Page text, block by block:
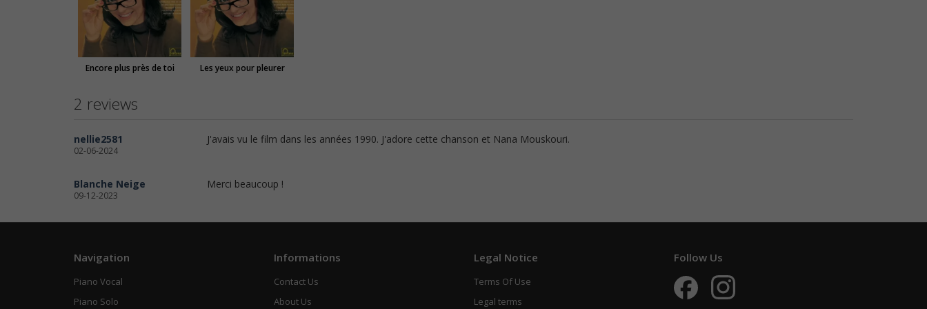
Encore plus près de toi Les yeux pour pleurer
2 reviews
nellie2581
02-06-2024
J'avais vu le film dans les années 1990. J'adore cette chanson et Nana Mouskouri.
Blanche Neige
09-12-2023
Merci beaucoup !
Navigation
Piano Vocal
Piano Solo
Informations
Contact Us
About Us
Legal Notice
Terms Of Use
Legal terms
Follow Us